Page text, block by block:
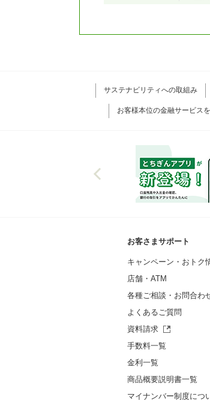
サステナビリティへの取組み
お客様本位の金融サービス
お客さまサポート
キャンペーン・おトク
店舗・ATM
各種ご相談・お問合わ
よくあるご質問
資料請求
手数料一覧
金利一覧
商品概要説明書一覧
マイナンバー制度につ